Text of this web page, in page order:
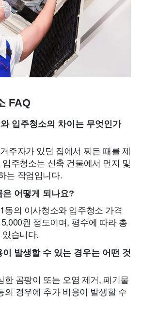
FAQ
입주청소의 차이는 무엇인가
주자가 있던 집에서 찌든 때를 제
주청소는 신축 건물에서 먼지 및
는 작업입니다.
은 어떻게 되나요?
동의 이사청소와 입주청소 가격
원 정도이며, 평수에 따라 총
습니다.
발생할 수 있는 경우는 어떤 것
한 곰팡이 또는 오염 제거, 폐기물
의 경우에 추가 비용이 발생할 수